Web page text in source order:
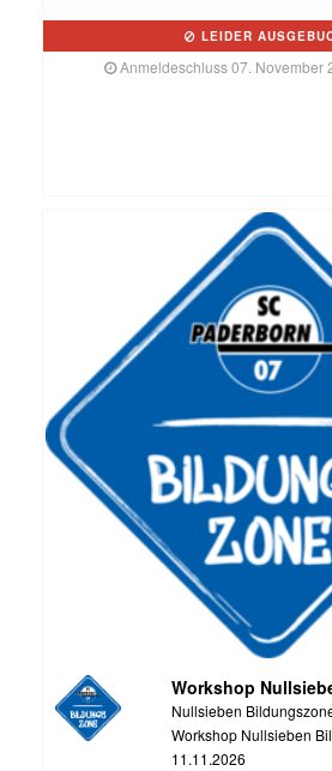
LEIDER
Anmeldeschluss 07. November
Workshop
Nullsieben
Workshop Nullsieben
11.11.2026